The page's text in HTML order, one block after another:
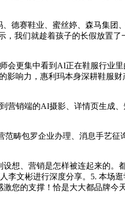
赛鞋业、蜜丝婷、森马集团
我们就趁着孩子的长假放置
更集中看到AI正在鞋服行业里
响力，惠利玛本身深耕鞋服
销端的AI摄影、详情页生成
畴包罗企业办理、消息手艺征
想、营销是怎样被连起来的。
李文彬进行深度分享。5. 本场
激您的支撑！恰是大大都品牌